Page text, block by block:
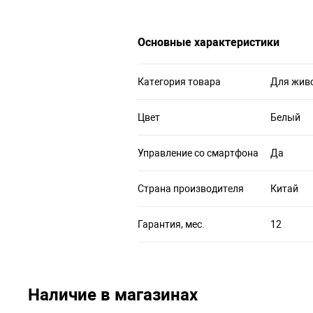
Основные характеристики
Категория товара Для
Цвет Белый
Управление со смартфона Да
Страна производителя Китай
Гарантия, мес. 12
Наличие в магазинах